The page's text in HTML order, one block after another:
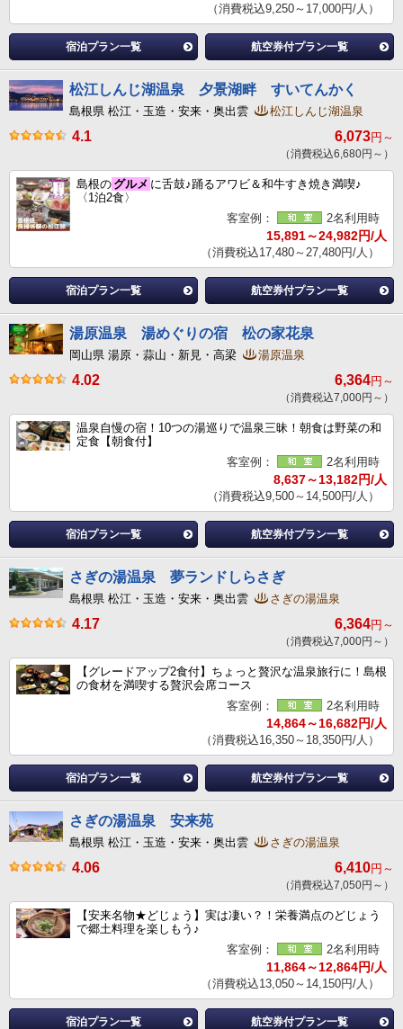
（消費税込9,250～17,000円/人）
宿泊プラン一覧 航空券付プラン一覧
松江しんじ湖温泉 夕景湖畔 すいてんかく
島根県 松江・玉造・安来・奥出雲 松江しんじ湖温泉
4.1 6,073円～
（消費税込6,680円～）
島根の グルメ に舌鼓♪踊るアワビ＆和牛すき焼き満喫♪
〈1泊2食〉
客室例：
2名利用時
15,891～24,982円/人
（消費税込17,480～27,480円/人）
宿泊プラン一覧 航空券付プラン一覧
湯原温泉 湯めぐりの宿 松の家花泉
岡山県 湯原・蒜山・新見・高梁 湯原温泉
4.02 6,364円～
（消費税込7,000円～）
温泉自慢の宿！10つの湯巡りで温泉三昧！朝食は野菜の和
定食【朝食付】
客室例：
2名利用時
8,637～13,182円/人
（消費税込9,500～14,500円/人）
宿泊プラン一覧 航空券付プラン一覧
さぎの湯温泉 夢ランドしらさぎ
島根県 松江・玉造・安来・奥出雲 さぎの湯温泉
4.17 6,364円～
（消費税込7,000円～）
【グレードアップ2食付】ちょっと贅沢な温泉旅行に！島根
の食材を満喫する贅沢会席コース
客室例：
2名利用時
14,864～16,682円/人
（消費税込16,350～18,350円/人）
宿泊プラン一覧 航空券付プラン一覧
さぎの湯温泉 安来苑
島根県 松江・玉造・安来・奥出雲 さぎの湯温泉
4.06 6,410円～
（消費税込7,050円～）
【安来名物★どじょう】実は凄い？！栄養満点のどじょう
で郷土料理を楽しもう♪
客室例：
2名利用時
11,864～12,864円/人
（消費税込13,050～14,150円/人）
宿泊プラン一覧 航空券付プラン一覧